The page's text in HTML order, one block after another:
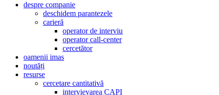
despre companie
deschidem parantezele
carieră
operator de interviu
operator call-center
cercetător
oamenii imas
noutăți
resurse
cercetare cantitativă
intervievarea CAPI